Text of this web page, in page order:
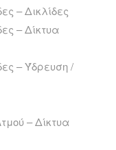
– Δικλίδες
– Δίκτυα
– Ύδρευση /
– Δίκτυα